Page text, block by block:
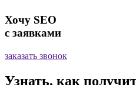
Хочу SEO
с заявками
заказать звонок
Узнать, как